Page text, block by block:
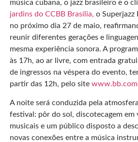
música cubana, o jazz brasileiro e o
jardins do CCBB Brasília, o Superjazz
no próximo dia 27 de maio,
reunir diferentes gerações e
mesma experiência sonora. A
às 17h, ao ar livre, com entrada
de ingressos na véspera do evento,
partir das 12h, pelo site
A noite será conduzida pela
festival: pôr do sol, discotecagem
musicais e um público disposto a
novas conexões entre a música